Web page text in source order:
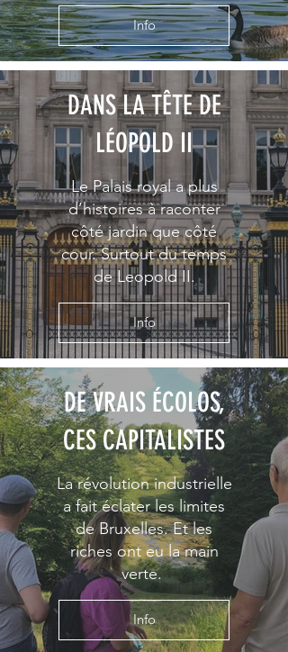
Info
DANS LA TÊTE DE
LÉOPOLD II
Le Palais royal a plus
d’histoires à raconter
côté jardin que côté
cour. Surtout du temps
de Leopold II.
Info
DE VRAIS ÉCOLOS,
CES CAPITALISTES
La révolution industrielle
a fait éclater les limites
de Bruxelles. Et les
riches ont eu la main
verte.
Info